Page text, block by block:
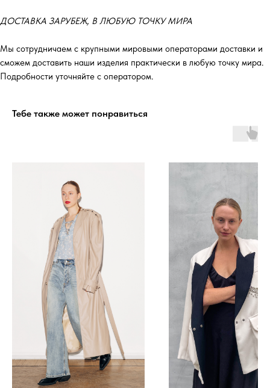
ДОСТАВКА ЗАРУБЕЖ, В ЛЮБУЮ ТОЧКУ МИРА
Мы сотрудничаем с крупными мировыми операторами доставки и
сможем доставить наши изделия практически в любую точку мира.
Подробности уточняйте с оператором.
Тебе также может понравиться